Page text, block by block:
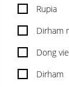
Rupia
Dirham
Dong
Dirham